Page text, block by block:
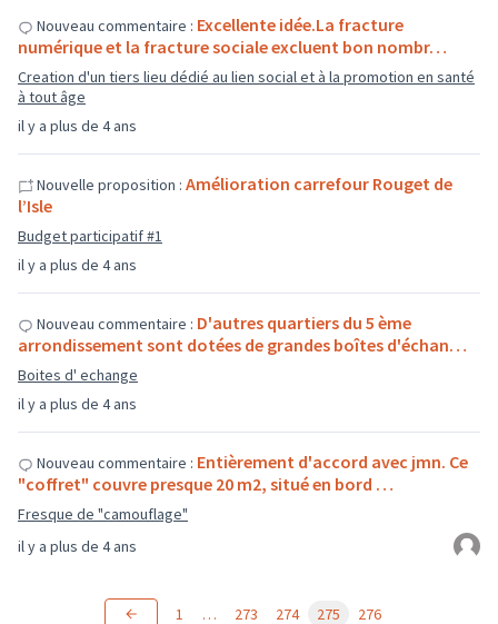
il y a plus de 4 ans
Nouveau commentaire : Excellente idée.La fracture
numérique et la fracture sociale excluent bon nombr…
Creation d'un tiers lieu dédié au lien social et à la promotion en santé
à tout âge
il y a plus de 4 ans
Nouvelle proposition : Amélioration carrefour Rouget de
l’Isle
Budget participatif #1
il y a plus de 4 ans
Nouveau commentaire : D'autres quartiers du 5 ème
arrondissement sont dotées de grandes boîtes d'échan…
Boites d' echange
il y a plus de 4 ans
Nouveau commentaire : Entièrement d'accord avec jmn. Ce
"coffret" couvre presque 20 m2, situé en bord …
Fresque de "camouflage"
1 … 273 274 275 276